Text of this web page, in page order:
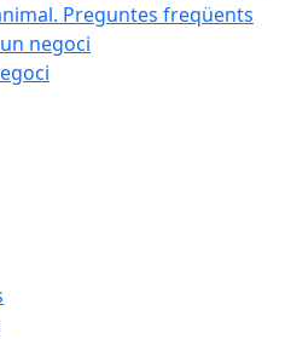
Preguntes freqüents
negoci